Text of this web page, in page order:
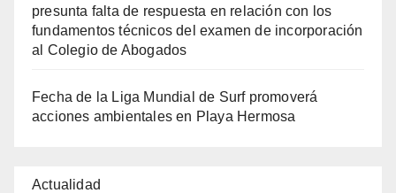
presunta falta de respuesta en relación con los
fundamentos técnicos del examen de incorporación
al Colegio de Abogados
Fecha de la Liga Mundial de Surf promoverá
acciones ambientales en Playa Hermosa
Actualidad